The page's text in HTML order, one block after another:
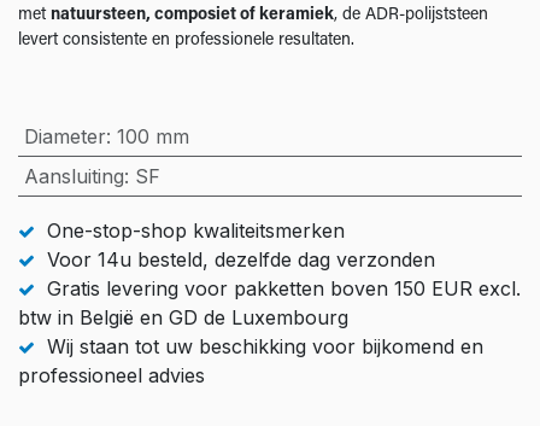
met natuursteen, composiet of keramiek, de ADR-polijststeen
levert consistente en professionele resultaten.
Diameter: 100 mm
Aansluiting: SF
One-stop-shop kwaliteitsmerken
Voor 14u besteld, dezelfde dag verzonden
Gratis levering voor pakketten boven 150 EUR excl.
btw in België en GD de Luxembourg
Wij staan tot uw beschikking voor bijkomend en
professioneel advies